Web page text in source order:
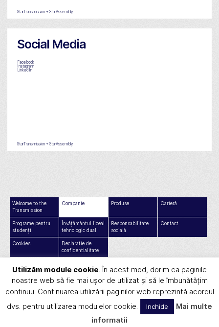
StarTransmission + StarAssembly
Social Media
Facebook
Instagram
LinkedIn
StarTransmission + StarAssembly
Welcome to the
Transmission
Companie Produse Carieră
Programe pentru
studenți
Învățământul liceal
tehnologic dual
Responsabilitate
socială
Contact
Cookies
Declaratie de
confidentialitate
© 2026 All Rights Reserved StarTransmission & StarAssembly.
Mercedes-Benz Group Companies.
↑
Utilizăm module cookie . În acest mod, dorim ca paginile
noastre web să fie mai ușor de utilizat și să le îmbunătățim
continuu. Continuarea utilizării paginilor web reprezintă acordul
dvs. pentru utilizarea modulelor cookie.
Inchide
Mai multe
informatii